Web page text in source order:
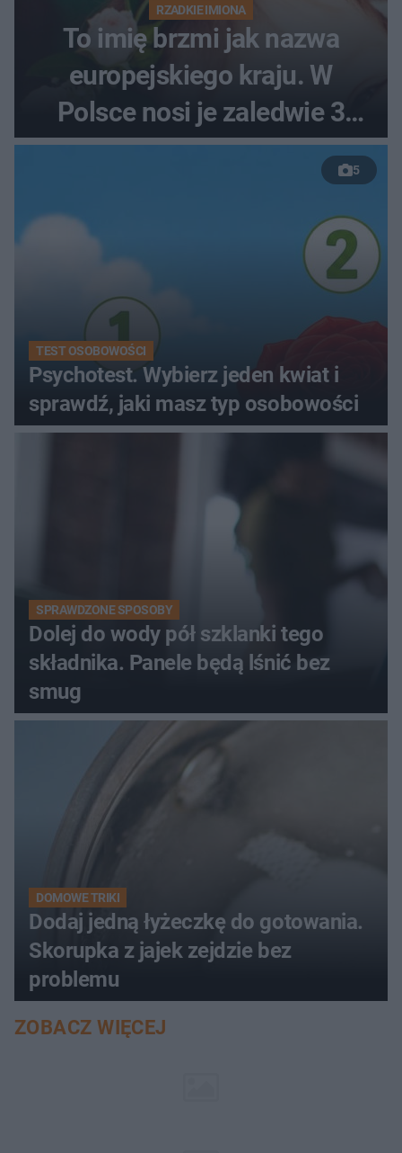
RZADKIE IMIONA
To imię brzmi jak nazwa
europejskiego kraju. W
Polsce nosi je zaledwie 3
kobiety
5
TEST OSOBOWOŚCI
Psychotest. Wybierz jeden kwiat i
sprawdź, jaki masz typ osobowości
SPRAWDZONE SPOSOBY
Dolej do wody pół szklanki tego
składnika. Panele będą lśnić bez
smug
DOMOWE TRIKI
Dodaj jedną łyżeczkę do gotowania.
Skorupka z jajek zejdzie bez
problemu
ZOBACZ WIĘCEJ